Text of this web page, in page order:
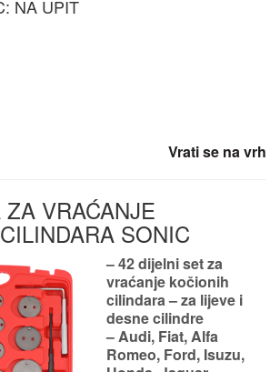
NA UPIT
Vrati se na vrh
VRAĆANJE
SONIC
– 42 dijelni set za
vraćanje kočionih
cilindara – za lijeve i
desne cilindre
– Audi, Fiat, Alfa
Romeo, Ford, Isuzu,